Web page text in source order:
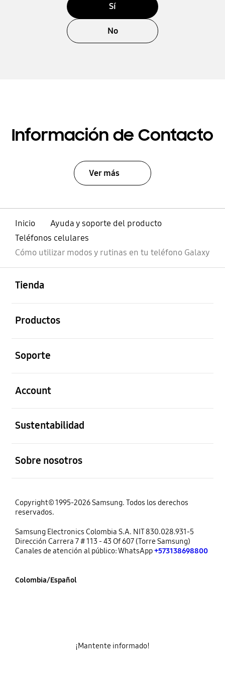
Sí
No
Información de Contacto
Ver más
Inicio
Ayuda y soporte del producto
Teléfonos celulares
Cómo utilizar modos y rutinas en tu teléfono Galaxy
Tienda
Productos
Soporte
Account
Sustentabilidad
Sobre nosotros
Copyright© 1995-2026 Samsung. Todos los derechos
reservados.
Samsung Electronics Colombia S.A. NIT 830.028.931-5
Dirección Carrera 7 # 113 - 43 Of 607 (Torre Samsung)
Canales de atención al público: WhatsApp+573138698800
Colombia/Español
¡Mantente informado!